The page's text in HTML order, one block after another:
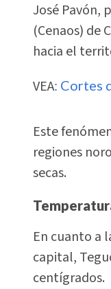
José Pavón,
(Cenaos) de
hacia el
VEA: Cortes
Este
regiones
secas.
En cuanto a
capital,
centígrados.